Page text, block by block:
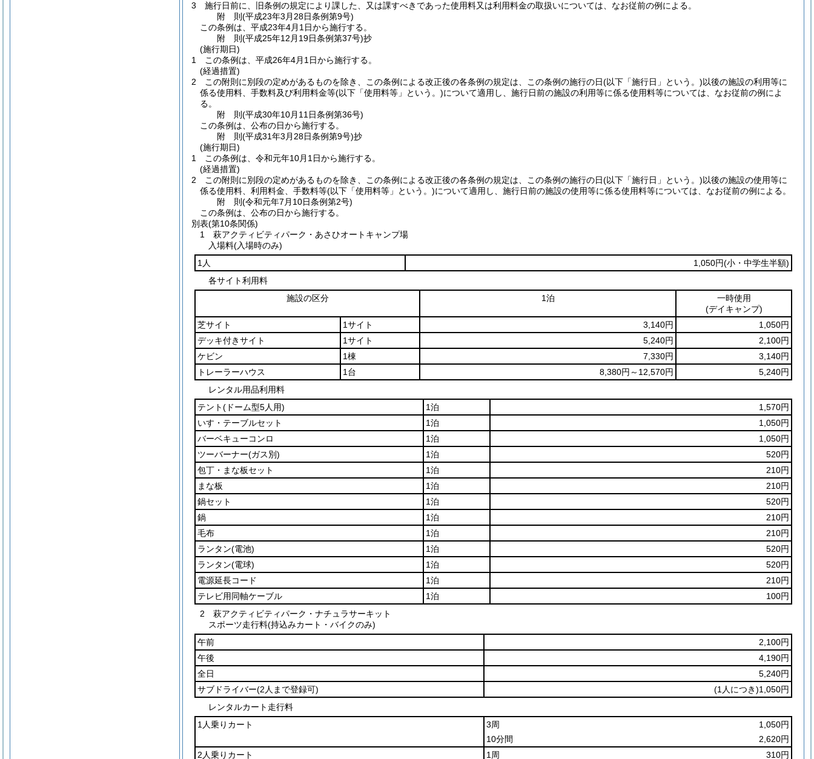
3
施行日前に、旧条例の規定により課した、又は課すべきであった使用料又は利用料金の取扱いについては、なお従前の例による。
附 則(平成23年3月28日条例第9号)
この条例は、平成23年4月1日から施行する。
附 則(平成25年12月19日条例第37号)抄
(施行期日)
1
この条例は、平成26年4月1日から施行する。
(経過措置)
2
この附則に別段の定めがあるものを除き、この条例による改正後の各条例の規定は、この条例の施行の日(以下「施行日」という。)以後の施設の利用等に
係る使用料、手数料及び利用料金等(以下「使用料等」という。)について適用し、施行日前の施設の利用等に係る使用料等については、なお従前の例によ
る。
附 則(平成30年10月11日条例第36号)
この条例は、公布の日から施行する。
附 則(平成31年3月28日条例第9号)抄
(施行期日)
1
この条例は、令和元年10月1日から施行する。
(経過措置)
2
この附則に別段の定めがあるものを除き、この条例による改正後の各条例の規定は、この条例の施行の日(以下「施行日」という。)以後の施設の使用等に
係る使用料、利用料金、手数料等(以下「使用料等」という。)について適用し、施行日前の施設の使用等に係る使用料等については、なお従前の例による。
附 則(令和元年7月10日条例第2号)
この条例は、公布の日から施行する。
別表(第10条関係)
1 萩アクティビティパーク・あさひオートキャンプ場
入場料(入場時のみ)
1人
1,050円(小・中学生半額)
各サイト利用料
施設の区分
1泊
一時使用
(デイキャンプ)
芝サイト
1サイト 3,140円
1,050円
デッキ付きサイト
1サイト 5,240円
2,100円
ケビン
1棟 7,330円
3,140円
トレーラーハウス
1台 8,380円～12,570円
5,240円
レンタル用品利用料
テント(ドーム型5人用) 1泊
1,570円
いす・テーブルセット
1泊
1,050円
バーベキューコンロ
1泊
1,050円
ツーバーナー(ガス別) 1泊
520円
包丁・まな板セット
1泊
210円
まな板
1泊
210円
鍋セット
1泊
520円
鍋
1泊
210円
毛布
1泊
210円
ランタン(電池) 1泊
520円
ランタン(電球) 1泊
520円
電源延長コード
1泊
210円
テレビ用同軸ケーブル
1泊
100円
2 萩アクティビティパーク・ナチュラサーキット
スポーツ走行料(持込みカート・バイクのみ)
午前
2,100円
午後
4,190円
全日
5,240円
サブドライバー(2人まで登録可) (1人につき)1,050円
レンタルカート走行料
1人乗りカート
3周
1,050円
10分間
2,620円
2人乗りカート
1周 310円